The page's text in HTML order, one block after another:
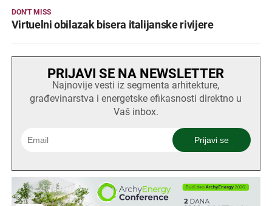
DON'T MISS
Virtuelni obilazak bisera italijanske rivijere
PRIJAVI SE NA NEWSLETTER
Najnovije vesti iz segmenta arhitekture,
građevinarstva i energetske efikasnosti direktno u
Vaš inbox.